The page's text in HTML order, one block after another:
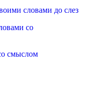
словами до слез
смыслом